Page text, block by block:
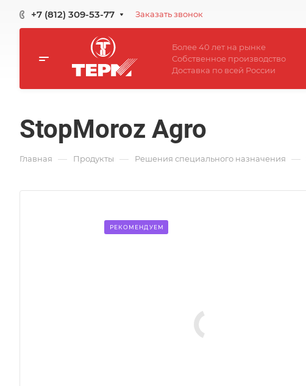
+7 (812) 309-53-77 Заказать звонок
Более 40 лет на рынке
Собственное производство
Доставка по всей России
StopMoroz Agro
Главная — Продукты — Решения специального назначения —
РЕКОМЕНДУЕМ